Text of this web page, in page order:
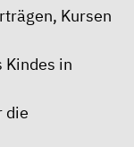
Kursen
Kindes in
die